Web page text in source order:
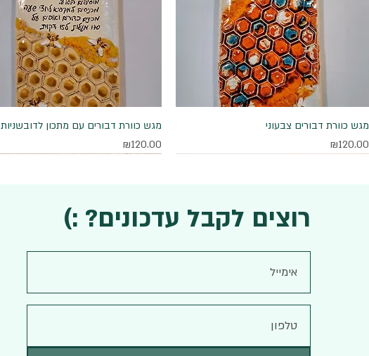
תצוגה מהירה
מגש כוורת דבורים צבעוני
מחיר
₪120.00
תצוגה מהירה
מגש כוורת דבורים עם מתכון לדובשניות
מחיר
₪120.00
רוצים לקבל עדכונים? :)